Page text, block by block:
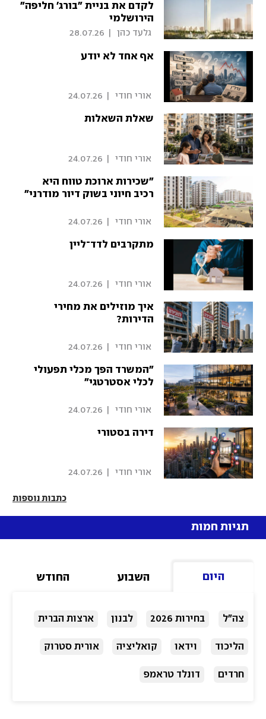
לקדם את בניית "בורג' חליפה"
הירושלמי
גלעד כהן 28.07.26
אף אחד לא יודע
אורי חודי 24.07.26
שאלת השאלות
אורי חודי 24.07.26
"שכירות ארוכת טווח היא
רכיב חיוני בשוק דיור מודרני"
אורי חודי 24.07.26
מתקרבים לדד־ליין
אורי חודי 24.07.26
איך מוזילים את מחירי
הדירות?
אורי חודי 24.07.26
"המשרד הפך מכלי תפעולי
לכלי אסטרטגי"
אורי חודי 24.07.26
דירה בסטורי
אורי חודי 24.07.26
כתבות נוספות
תגיות חמות
היום השבוע החודש
צה"ל בחירות 2026 לבנון ארצות הברית
הליכוד וידאו קואליציה אורית סטרוק
חרדים דונלד טראמפ